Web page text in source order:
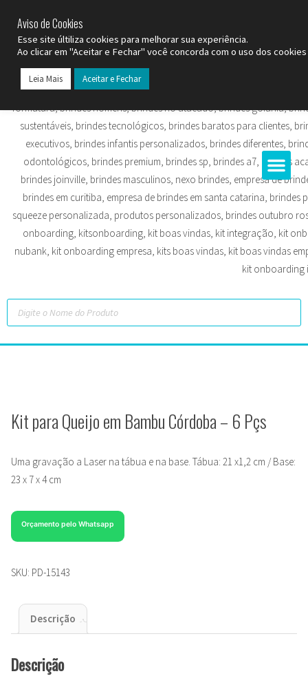
Kit para Queijo em Bambu Córdoba – 6 Pçs
Uma gravação a Laser na tábua e na base. Tábua: 21 x1,2 cm / Base:
23 x 7 x 4 cm
Orçamento pelo Whatsapp
SKU: PD-15143
Descrição
Descrição
Aviso de Cookies
Esse site últiliza cookies para melhorar sua experiência.
Ao clicar em "Aceitar e Fechar" você concorda com o uso dos
Leia Mais Aceitar e Fechar